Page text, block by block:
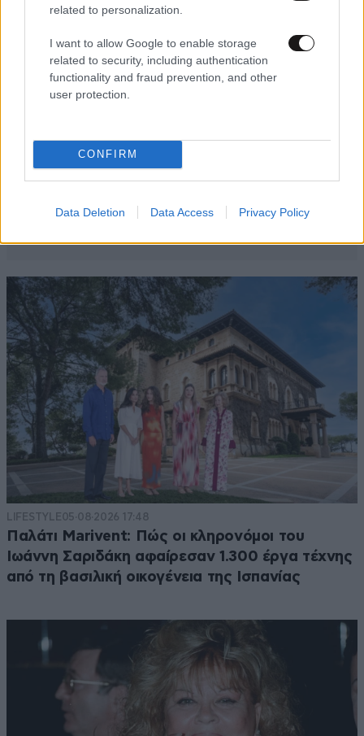
related to personalization.
I want to allow Google to enable storage
related to security, including authentication
functionality and fraud prevention, and other
user protection.
CONFIRM
Data Deletion Data Access Privacy Policy
LIFESTYLE05·08·2026 17:48
Παλάτι Marivent: Πώς οι κληρονόμοι του
Ιωάννη Σαριδάκη αφαίρεσαν 1.300 έργα τέχνης
από τη βασιλική οικογένεια της Ισπανίας